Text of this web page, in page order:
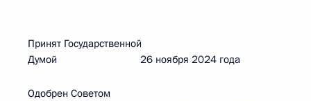
Принят Государственной
Думой 26 ноября 2024 года
Одобрен Советом